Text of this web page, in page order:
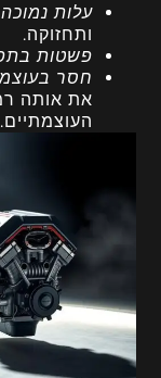
עלות
ותחזוקה.
פשטות
חסר
את אותה
העוצמתיים.